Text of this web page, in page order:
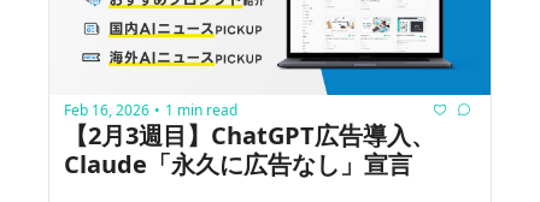
Feb 16, 2026 • 1 min read
【2月3週目】ChatGPT広告導入、